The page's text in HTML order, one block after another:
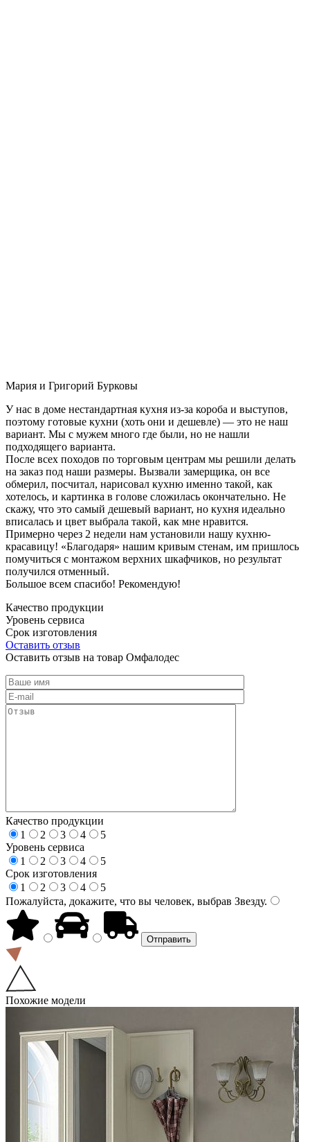
Мария и Григорий Бурковы
У нас в доме нестандартная кухня из-за короба и выступов,
поэтому готовые кухни (хоть они и дешевле) — это не наш
вариант. Мы с мужем много где были, но не нашли
подходящего варианта.
После всех походов по торговым центрам мы решили делать
на заказ под наши размеры. Вызвали замерщика, он все
обмерил, посчитал, нарисовал кухню именно такой, как
хотелось, и картинка в голове сложилась окончательно. Не
скажу, что это самый дешевый вариант, но кухня идеально
вписалась и цвет выбрала такой, как мне нравится.
Примерно через 2 недели нам установили нашу кухню-
красавицу! «Благодаря» нашим кривым стенам, им пришлось
помучиться с монтажом верхних шкафчиков, но результат
получился отменный.
Большое всем спасибо! Рекомендую!
Качество продукции
Уровень сервиса
Срок изготовления
Оставить отзыв
Оставить отзыв на товар Омфалодес
Качество продукции
1
2 3 4
5
Уровень сервиса
1
2 3 4
5
Срок изготовления
1
2 3 4
5
Пожалуйста, докажите, что вы человек, выбрав Звезду.
Похожие модели